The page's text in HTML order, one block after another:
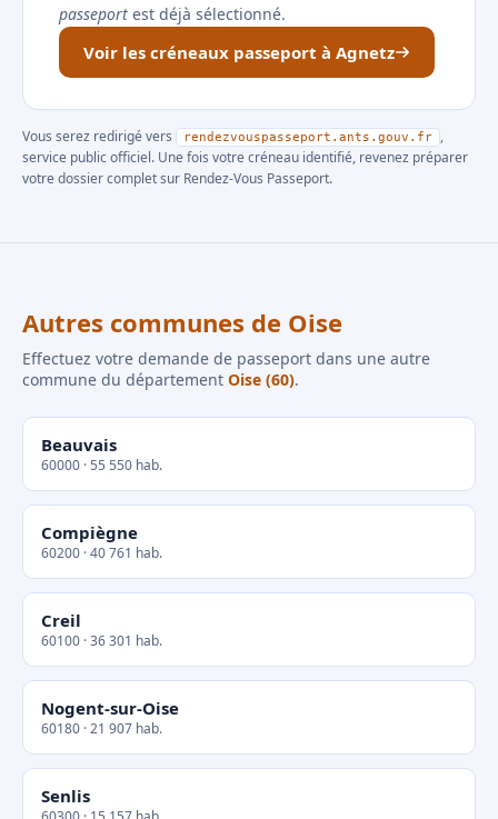
passeport est déjà sélectionné.
Voir les créneaux passeport à Agnetz
Vous serez redirigé vers rendezvouspasseport.ants.gouv.fr
,
service public officiel. Une fois votre créneau identifié, revenez préparer
votre dossier complet sur Rendez-Vous Passeport.
Autres communes de Oise
Effectuez votre demande de passeport dans une autre
commune du département Oise (60).
Beauvais
60000 · 55 550 hab.
Compiègne
60200 · 40 761 hab.
Creil
60100 · 36 301 hab.
Nogent-sur-Oise
60180 · 21 907 hab.
Senlis